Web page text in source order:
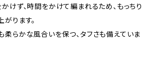
けず、時間をかけて編まれるため、もっちり
ります。
柔らかな風合いを保つ、タフさも備えていま